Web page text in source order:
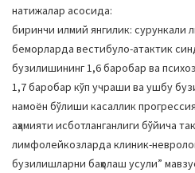
натижалар асосида:
биринчи илмий янгилик: сурункали
беморларда вестибуло-атактик
бузилишининг 1,6 баробар ва
1,7 баробар кўп учраши ва ушбу
намоён бўлиши касаллик
аҳамияти исботланганлиги бўйича
лимфолейкозларда клиник-
бузилишларни баҳолаш усули”